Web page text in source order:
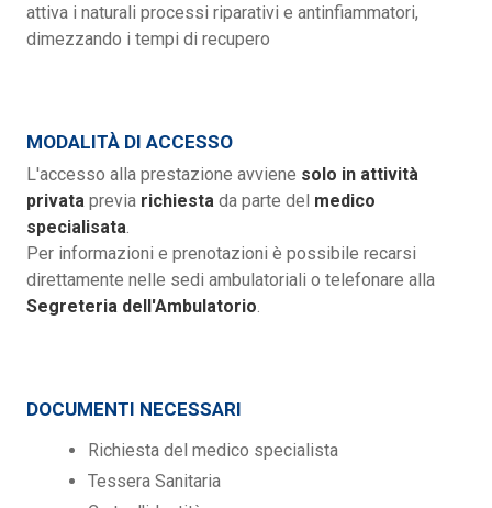
attiva i naturali processi riparativi e antinfiammatori,
dimezzando i tempi di recupero
MODALITÀ DI ACCESSO
L'accesso alla prestazione avviene solo in attività
privata previa richiesta da parte del medico
specialisata
Per informazioni e prenotazioni è possibile recarsi
direttamente nelle sedi ambulatoriali o telefonare alla
Segreteria dell'Ambulatorio
DOCUMENTI NECESSARI
Richiesta del medico specialista
Tessera Sanitaria